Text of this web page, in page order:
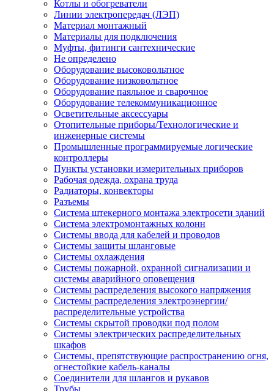
Котлы и обогреватели
Линии электропередач (ЛЭП)
Материал монтажный
Материалы для подключения
Муфты, фитинги сантехнические
Не определено
Оборудование высоковольтное
Оборудование низковольтное
Оборудование паяльное и сварочное
Оборудование телекоммуникационное
Осветительные аксессуары
Отопительные приборы/Технологические и
инженерные системы
Промышленные программируемые логические
контроллеры
Пункты установки измерительных приборов
Рабочая одежда, охрана труда
Радиаторы, конвекторы
Разъемы
Система штекерного монтажа электросети зданий
Система электромонтажных колонн
Системы ввода для кабелей и проводов
Системы защиты шланговые
Системы охлаждения
Системы пожарной, охранной сигнализации и
системы аварийного оповещения
Системы распределения высокого напряжения
Системы распределения электроэнергии/
распределительные устройства
Системы скрытой проводки под полом
Системы электрических распределительных
шкафов
Системы, препятствующие распространению огня,
огнестойкие кабель-каналы
Соединители для шлангов и рукавов
Трубы